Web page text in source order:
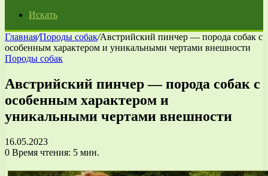
Искать
Главная/Породы собак/Австрийский пинчер — порода собак с
особенным характером и уникальными чертами внешности
Породы собак
Австрийский пинчер — порода собак с
особенным характером и
уникальными чертами внешности
16.05.2023
0 Время чтения: 5 мин.